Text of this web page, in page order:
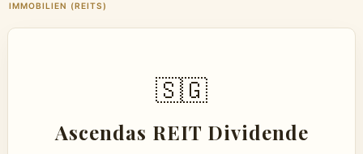
IMMOBILIEN (REITS)
🇸🇬
Ascendas REIT Dividende